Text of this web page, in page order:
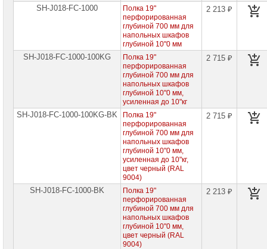
SH-J018-FC-1000
Полка 19"
перфорированная
глубиной 700 мм для
напольных шкафов
глубиной 10"0 мм
2 213 ₽
SH-J018-FC-1000-100KG
Полка 19"
перфорированная
глубиной 700 мм для
напольных шкафов
глубиной 10"0 мм,
усиленная до 10"кг
2 715 ₽
SH-J018-FC-1000-100KG-BK
Полка 19"
перфорированная
глубиной 700 мм для
напольных шкафов
глубиной 10"0 мм,
усиленная до 10"кг,
цвет черный (RAL
9004)
2 715 ₽
SH-J018-FC-1000-BK
Полка 19"
перфорированная
глубиной 700 мм для
напольных шкафов
глубиной 10"0 мм,
цвет черный (RAL
9004)
2 213 ₽